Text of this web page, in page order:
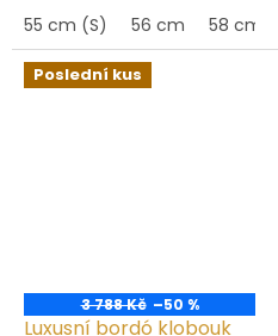
5
hvězdiček.
55 cm (S) 56 cm 58 cm
Poslední kus
3 788 Kč –50 %
Luxusní bordó klobouk